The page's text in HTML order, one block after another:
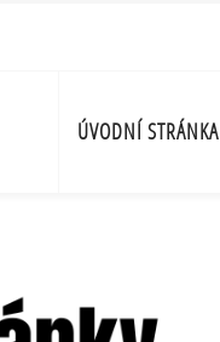
ÚVODNÍ STRÁNKA